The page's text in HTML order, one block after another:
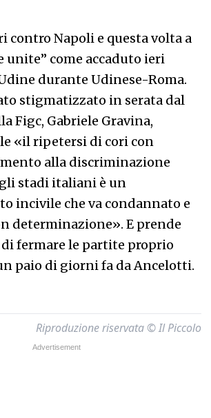
contro Napoli e questa volta a
unite” come accaduto ieri
durante Udinese-Roma.
stigmatizzato in serata dal
Figc, Gabriele Gravina,
«il ripetersi di cori con
alla discriminazione
stadi italiani è un
incivile che va condannato e
determinazione». E prende
fermare le partite proprio
paio di giorni fa da Ancelotti.
Riproduzione riservata © Il Piccolo